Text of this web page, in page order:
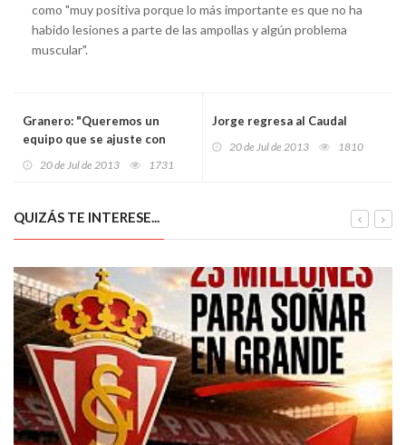
como "muy positiva porque lo más importante es que no ha
habido lesiones a parte de las ampollas y algún problema
muscular".
Granero: "Queremos un
equipo que se ajuste con
20 de Jul de 2013 1731
Jorge regresa al Caudal
20 de Jul de 2013 1810
QUIZÁS TE INTERESE...